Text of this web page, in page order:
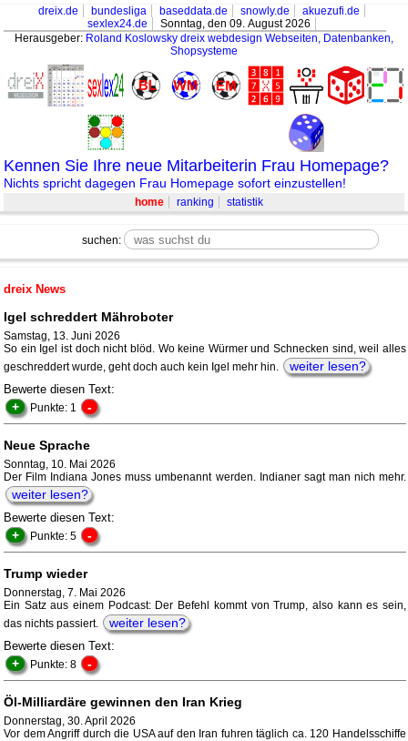
dreix.de bundesliga baseddata.de snowly.de
akuezufi.de
sexlex24.de
Sonntag, den 09. August 2026
Herausgeber: Roland Koslowsky dreix webdesign Webseiten, Datenbanken,
Shopsysteme
Kennen Sie Ihre neue Mitarbeiterin Frau Homepage?
Nichts spricht dagegen Frau Homepage sofort einzustellen!
home ranking statistik
suchen:
dreix News
Igel schreddert Mähroboter
Samstag, 13. Juni 2026
So ein Igel ist doch nicht blöd. Wo keine Würmer und Schnecken sind, weil alles
geschreddert wurde, geht doch auch kein Igel mehr hin.
weiter lesen?
Bewerte diesen Text:
+ Punkte: 1 -
Neue Sprache
Sonntag, 10. Mai 2026
Der Film Indiana Jones muss umbenannt werden. Indianer sagt man nich mehr.
weiter lesen?
Bewerte diesen Text:
+ Punkte: 5 -
Trump wieder
Donnerstag, 7. Mai 2026
Ein Satz aus einem Podcast: Der Befehl kommt von Trump, also kann es sein,
das nichts passiert.
weiter lesen?
Bewerte diesen Text:
+ Punkte: 8 -
Öl-Milliardäre gewinnen den Iran Krieg
Donnerstag, 30. April 2026
Vor dem Angriff durch die USA auf den Iran fuhren täglich ca. 120 Handelsschiffe